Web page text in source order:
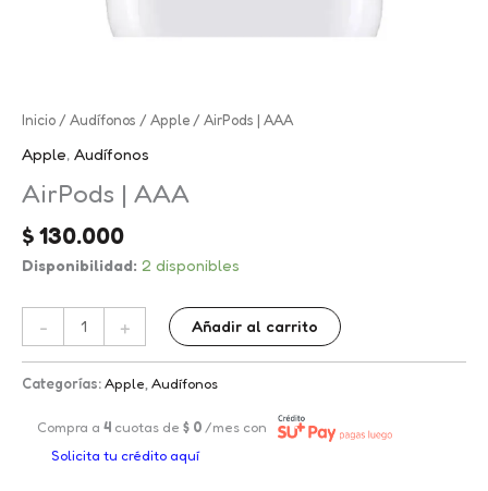
Inicio / Audífonos / Apple / AirPods | AAA
Apple, Audífonos
AirPods | AAA
$130.000
Disponibilidad: 2 disponibles
-
AirPods
cantidad
+ Añadir al carrito
Categorías:Apple Audífonos
Compra a4 cuotas de$ 0 /mes con
Solicita tu crédito aquí